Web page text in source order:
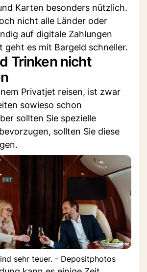
Karten besonders nützlich.
nicht alle Länder oder
auf digitale Zahlungen
geht es mit Bargeld schneller.
Trinken nicht
Privatjet reisen, ist zwar
sowieso schon
sollten Sie spezielle
sollten Sie diese
sehr teuer. - Depositphotos